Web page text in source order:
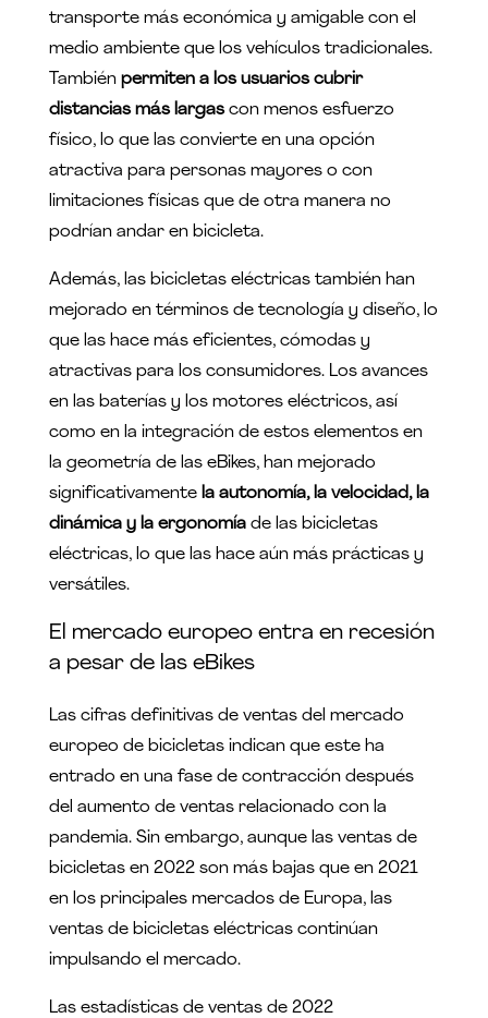
transporte más económica y amigable con el
medio ambiente que los vehículos tradicionales.
También permiten a los usuarios cubrir
distancias más largascon menos esfuerzo
físico, lo que las convierte en una opción
atractiva para personas mayores o con
limitaciones físicas que de otra manera no
podrían andar en bicicleta.
Además, las bicicletas eléctricas también han
mejorado en términos de tecnología y diseño, lo
que las hace más eficientes, cómodas y
atractivas para los consumidores. Los avances
en las baterías y los motores eléctricos, así
como en la integración de estos elementos en
la geometría de las eBikes, han mejorado
significativamente la autonomía, la velocidad, la
dinámica y la ergonomíade las bicicletas
eléctricas, lo que las hace aún más prácticas y
versátiles.
El mercado europeo entra en recesión
a pesar de las eBikes
Las cifras definitivas de ventas del mercado
europeo de bicicletas indican que este ha
entrado en una fase de contracción después
del aumento de ventas relacionado con la
pandemia. Sin embargo, aunque las ventas de
bicicletas en 2022 son más bajas que en 2021
en los principales mercados de Europa, las
ventas de bicicletas eléctricas continúan
impulsando el mercado.
Las estadísticas de ventas de 2022